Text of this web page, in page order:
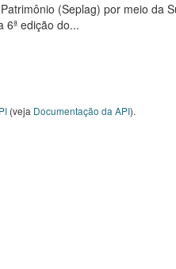
(Seplag) por meio da
6ª edição do...
(veja Documentação da API).